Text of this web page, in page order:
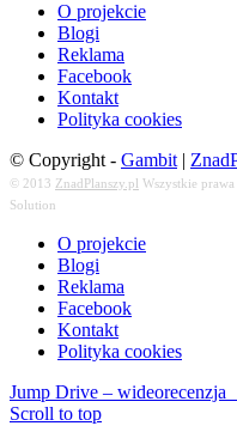
O projekcie
Blogi
Reklama
Facebook
Kontakt
Polityka cookies
© Copyright - Gambit |
© 2013 ZnadPlanszy.pl Wszystkie
Solution
O projekcie
Blogi
Reklama
Facebook
Kontakt
Polityka cookies
Jump Drive – wideorecenzja
Scroll to top